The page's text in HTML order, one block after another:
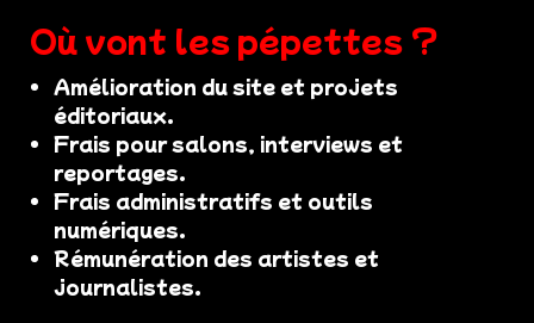
Où vont les pépettes ?
Amélioration du site et projets
éditoriaux.
Frais pour salons, interviews et
reportages.
Frais administratifs et outils
numériques.
Rémunération des artistes et
journalistes.